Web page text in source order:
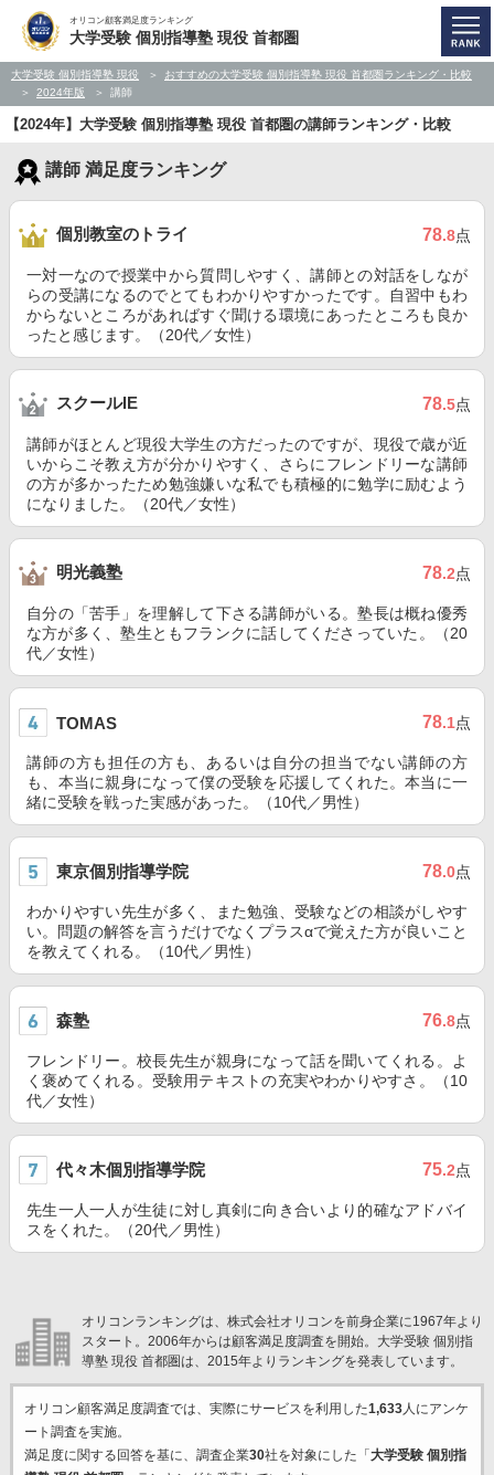
オリコン顧客満足度ランキング
大学受験 個別指導塾 現役 首都圏
大学受験 個別指導塾 現役
おすすめの大学受験 個別指導塾 現役 首都圏ランキング・比較
2024年版
講師
【2024年】大学受験 個別指導塾 現役 首都圏の講師ランキング・比較
講師 満足度ランキング
個別教室のトライ 78.8点
一対一なので授業中から質問しやすく、講師との対話をしなが
らの受講になるのでとてもわかりやすかったです。自習中もわ
からないところがあればすぐ聞ける環境にあったところも良か
ったと感じます。（20代／女性）
スクールIE 78.5点
講師がほとんど現役大学生の方だったのですが、現役で歳が近
いからこそ教え方が分かりやすく、さらにフレンドリーな講師
の方が多かったため勉強嫌いな私でも積極的に勉学に励むよう
になりました。（20代／女性）
明光義塾 78.2点
自分の「苦手」を理解して下さる講師がいる。塾長は概ね優秀
な方が多く、塾生ともフランクに話してくださっていた。（20
代／女性）
TOMAS 78.1点
講師の方も担任の方も、あるいは自分の担当でない講師の方
も、本当に親身になって僕の受験を応援してくれた。本当に一
緒に受験を戦った実感があった。（10代／男性）
東京個別指導学院 78.0点
わかりやすい先生が多く、また勉強、受験などの相談がしやす
い。問題の解答を言うだけでなくプラスαで覚えた方が良いこと
を教えてくれる。（10代／男性）
森塾 76.8点
フレンドリー。校長先生が親身になって話を聞いてくれる。よ
く褒めてくれる。受験用テキストの充実やわかりやすさ。（10
代／女性）
代々木個別指導学院 75.2点
先生一人一人が生徒に対し真剣に向き合いより的確なアドバイ
スをくれた。（20代／男性）
オリコンランキングは、株式会社オリコンを前身企業に1967年より
スタート。2006年からは顧客満足度調査を開始。大学受験 個別指
導塾 現役 首都圏は、2015年よりランキングを発表しています。
オリコン顧客満足度調査では、実際にサービスを利用した1,633人にアンケ
ート調査を実施。
満足度に関する回答を基に、調査企業30社を対象にした「 大学受験 個別指